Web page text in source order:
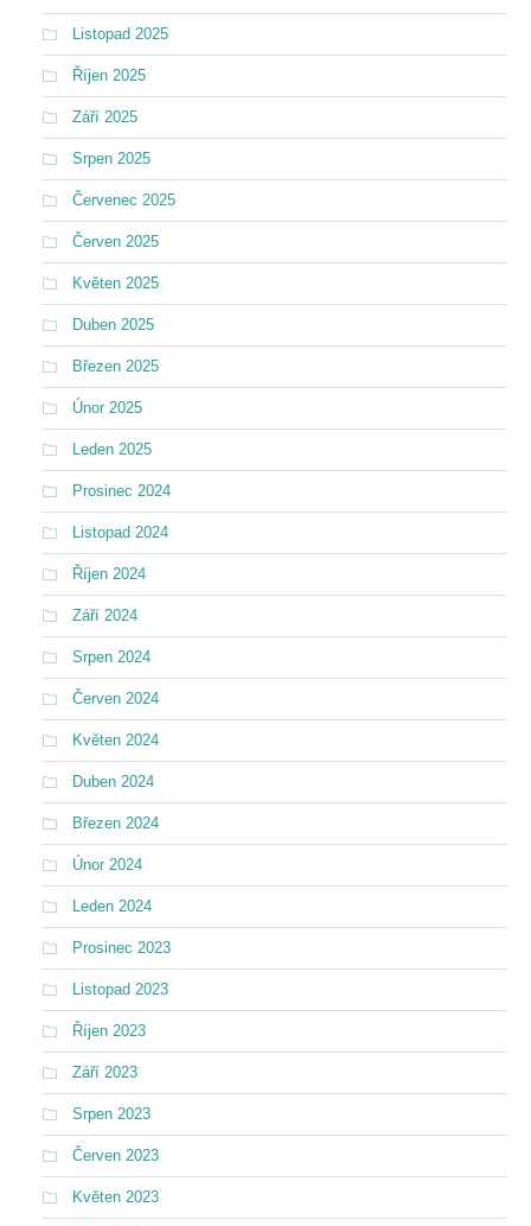
Listopad 2025
Říjen 2025
Září 2025
Srpen 2025
Červenec 2025
Červen 2025
Květen 2025
Duben 2025
Březen 2025
Únor 2025
Leden 2025
Prosinec 2024
Listopad 2024
Říjen 2024
Září 2024
Srpen 2024
Červen 2024
Květen 2024
Duben 2024
Březen 2024
Únor 2024
Leden 2024
Prosinec 2023
Listopad 2023
Říjen 2023
Září 2023
Srpen 2023
Červen 2023
Květen 2023